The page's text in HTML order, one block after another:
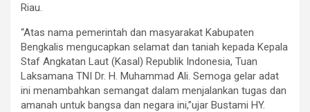
Riau.
“Atas nama pemerintah dan masyarakat Kabupaten
Bengkalis mengucapkan selamat dan taniah kepada Kepala
Staf Angkatan Laut (Kasal) Republik Indonesia, Tuan
Laksamana TNI Dr. H. Muhammad Ali. Semoga gelar adat
ini menambahkan semangat dalam menjalankan tugas dan
amanah untuk bangsa dan negara ini,”ujar Bustami HY.